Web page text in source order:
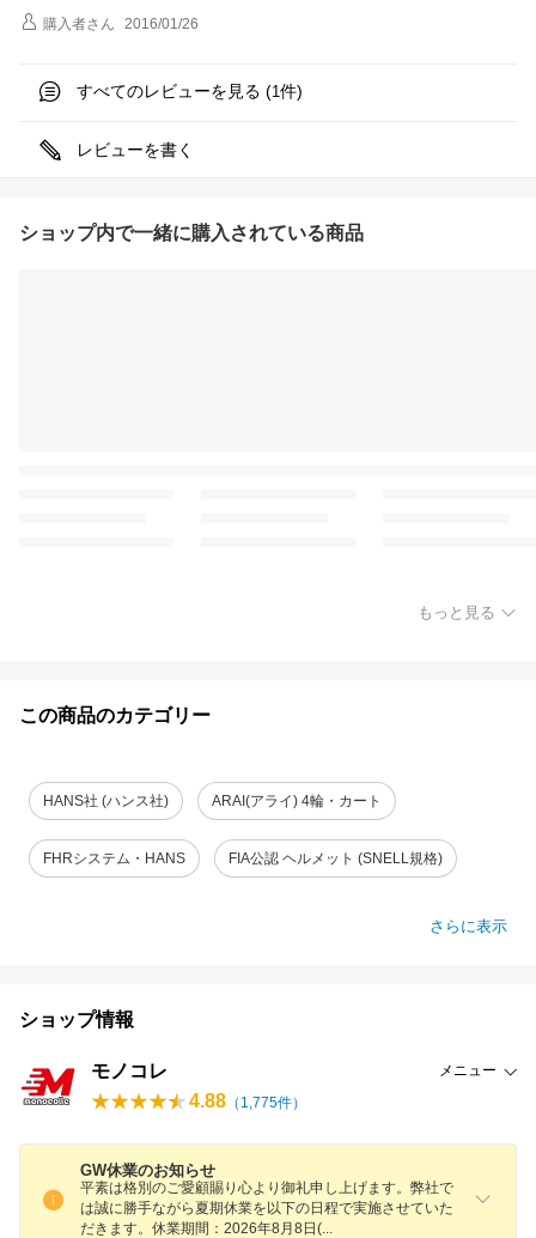
購入者さん 2016/01/26
すべてのレビューを見る (1件)
レビューを書く
ショップ内で一緒に購入されている商品
もっと見る
この商品のカテゴリー
HANS社 (ハンス社) ARAI(アライ) 4輪・カート
FHRシステム・HANS FIA公認 ヘルメット (SNELL規格)
さらに表示
ショップ情報
モノコレ メニュー
4.88 （ 1,775件）
GW休業のお知らせ
平素は格別のご愛顧賜り心より御礼申し上げます。弊社で
は誠に勝手ながら夏期休業を以下の日程で実施させていた
だきます。休業期間：2026年8月8日 (